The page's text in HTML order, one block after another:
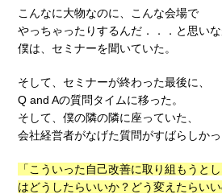
こんなに大物なのに、こんな会場で
やっちゃったりするんだ．．．と思いな
僕は、セミナーを聞いていた。
そして、セミナーが終わった最後に、
Q and Aの質問タイムに移った。
そして、僕の隣の隣に座っていた、
会社経営者がなげた質問がすばらしかっ
「こういった自己改善に取り組もうと
はどうしたらいいか？どう変えたらいい